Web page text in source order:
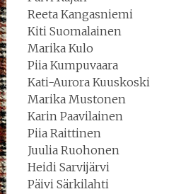
Reeta Kangasniemi
Kiti Suomalainen
Marika Kulo
Piia Kumpuvaara
Kati-Aurora Kuuskoski
Marika Mustonen
Karin Paavilainen
Piia Raittinen
Juulia Ruohonen
Heidi Sarvijärvi
Päivi Särkilahti